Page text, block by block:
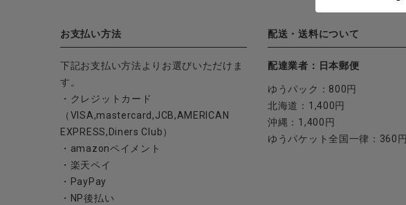
お問い合わせ
ショップリスト
お支払い方法
下記お支払い方法よりお選びいただけま
す。
・クレジットカード
（VISA,mastercard,JCB,AMERICAN
EXPRESS,Diners Club）
・amazonペイメント
・楽天ペイ
・PayPay
・NP後払い
配送・送料について
配達業者：日本郵便
ゆうパック：800円
北海道：1,400円
沖縄：1,400円
ゆうパケット全国一律：360円